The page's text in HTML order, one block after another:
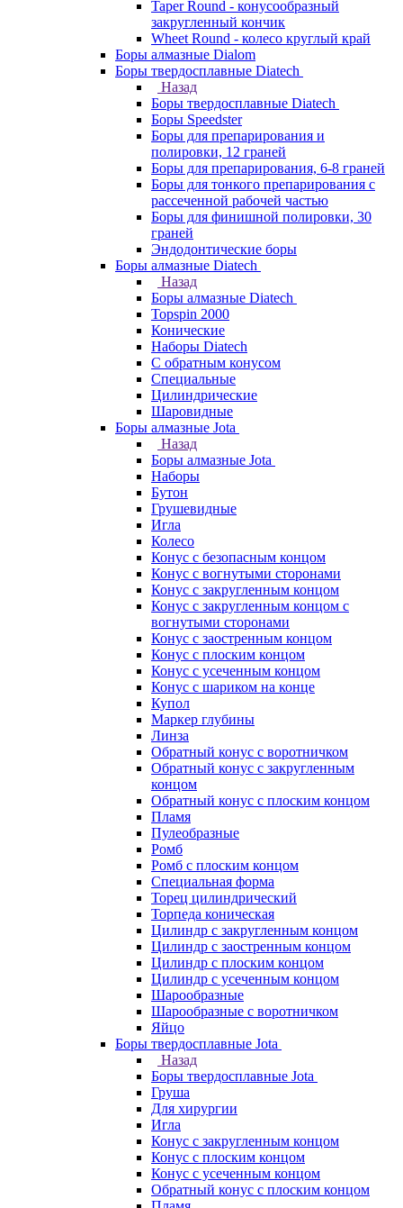
Taper Round - конусообразный
закругленный кончик
Wheet Round - колесо круглый край
Боры алмазные Dialom
Боры твердосплавные Diatech
Назад
Боры твердосплавные Diatech
Боры Speedster
Боры для препарирования и
полировки, 12 граней
Боры для препарирования, 6-8 граней
Боры для тонкого препарирования с
рассеченной рабочей частью
Боры для финишной полировки, 30
граней
Эндодонтические боры
Боры алмазные Diatech
Назад
Боры алмазные Diatech
Topspin 2000
Конические
Наборы Diatech
С обратным конусом
Специальные
Цилиндрические
Шаровидные
Боры алмазные Jota
Назад
Боры алмазные Jota
Наборы
Бутон
Грушевидные
Игла
Колесо
Конус с безопасным концом
Конус с вогнутыми сторонами
Конус с закругленным концом
Конус с закругленным концом с
вогнутыми сторонами
Конус с заостренным концом
Конус с плоским концом
Конус с усеченным концом
Конус с шариком на конце
Купол
Маркер глубины
Линза
Обратный конус с воротничком
Обратный конус с закругленным
концом
Обратный конус с плоским концом
Пламя
Пулеобразные
Ромб
Ромб с плоским концом
Специальная форма
Торец цилиндрический
Торпеда коническая
Цилиндр с закругленным концом
Цилиндр с заостренным концом
Цилиндр с плоским концом
Цилиндр с усеченным концом
Шарообразные
Шарообразные с воротничком
Яйцо
Боры твердосплавные Jota
Назад
Боры твердосплавные Jota
Груша
Для хирургии
Игла
Конус с закругленным концом
Конус с плоским концом
Конус с усеченным концом
Обратный конус с плоским концом